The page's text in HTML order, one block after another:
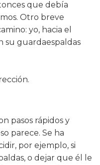
que debía
Otro breve
yo, hacia el
su guardaespaldas
pasos rápidos y
parece. Se ha
por ejemplo, si
o dejar que él le